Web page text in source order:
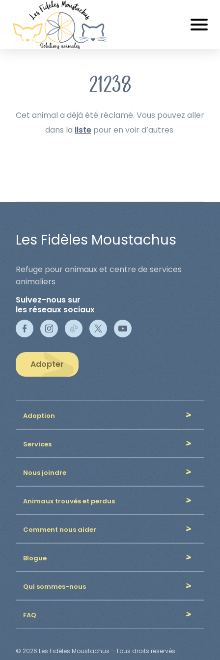
21238
Cet animal a déjà été réclamé. Vous pouvez aller
dans la liste pour en voir d’autres.
Les Fidèles Moustachus
Refuge pour animaux et centre de services
animaliers
Suivez-nous sur
les réseaux sociaux
Adopter
Adoption
Services
Nous joindre
Animaux trouvés et perdus
Comment nous aider
Blogue
Qui sommes-nous
FAQ
© 2026 Les Fidèles Moustachus - Tous droits réservés.